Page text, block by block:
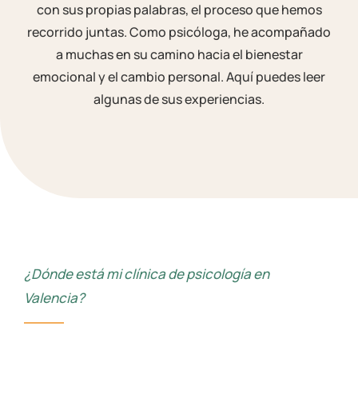
con sus propias palabras, el proceso que hemos
recorrido juntas. Como psicóloga, he acompañado
a muchas en su camino hacia el bienestar
emocional y el cambio personal. Aquí puedes leer
algunas de sus experiencias.
¿Dónde está mi clínica de psicología en
Valencia?